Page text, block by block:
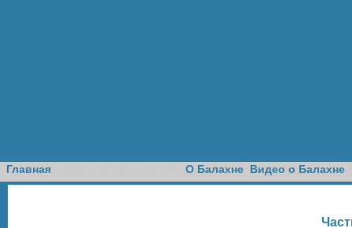
Главная О Балахне Видео о Балахне